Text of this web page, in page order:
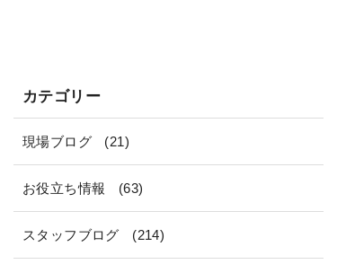
カテゴリー
現場ブログ (21)
お役立ち情報 (63)
スタッフブログ (214)